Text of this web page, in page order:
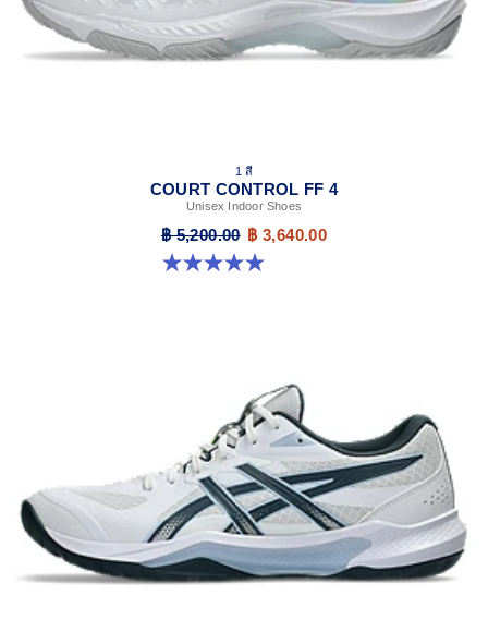
1 สี
COURT CONTROL FF 4
Unisex Indoor Shoes
฿ 5,200.00 ฿ 3,640.00
5.0 จาก 5 ดาว 1 รีวิว